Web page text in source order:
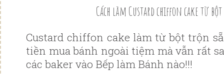
Cách làm Custard chiffon cake từ
Custard chiffon cake làm từ bột trộn
tiền mua bánh ngoài tiệm mà vẫn rất
các baker vào Bếp làm Bánh nào!!!